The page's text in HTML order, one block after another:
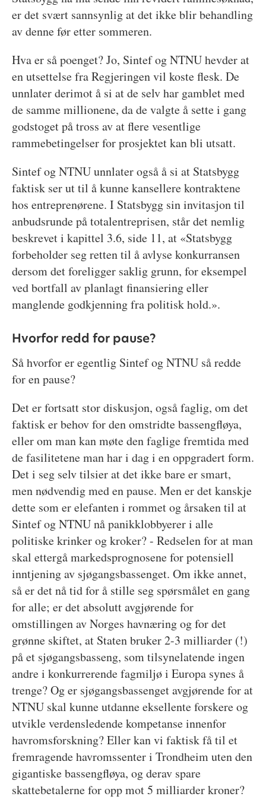
er det svært sannsynlig at det ikke blir behandling
av denne før etter sommeren.
Hva er så poenget? Jo, Sintef og NTNU hevder at
en utsettelse fra Regjeringen vil koste flesk. De
unnlater derimot å si at de selv har gamblet med
de samme millionene, da de valgte å sette i gang
godstoget på tross av at flere vesentlige
rammebetingelser for prosjektet kan bli utsatt.
Sintef og NTNU unnlater også å si at Statsbygg
faktisk ser ut til å kunne kansellere kontraktene
hos entreprenørene. I Statsbygg sin invitasjon til
anbudsrunde på totalentreprisen, står det nemlig
beskrevet i kapittel 3.6, side 11, at «Statsbygg
forbeholder seg retten til å avlyse konkurransen
dersom det foreligger saklig grunn, for eksempel
ved bortfall av planlagt finansiering eller
manglende godkjenning fra politisk hold.».
Hvorfor redd for pause?
Så hvorfor er egentlig Sintef og NTNU så redde
for en pause?
Det er fortsatt stor diskusjon, også faglig, om det
faktisk er behov for den omstridte bassengfløya,
eller om man kan møte den faglige fremtida med
de fasilitetene man har i dag i en oppgradert form.
Det i seg selv tilsier at det ikke bare er smart,
men nødvendig med en pause. Men er det kanskje
dette som er elefanten i rommet og årsaken til at
Sintef og NTNU nå panikklobbyerer i alle
politiske krinker og kroker? - Redselen for at man
skal ettergå markedsprognosene for potensiell
inntjening av sjøgangsbassenget. Om ikke annet,
så er det nå tid for å stille seg spørsmålet en gang
for alle; er det absolutt avgjørende for
omstillingen av Norges havnæring og for det
grønne skiftet, at Staten bruker 2-3 milliarder (!)
på et sjøgangsbasseng, som tilsynelatende ingen
andre i konkurrerende fagmiljø i Europa synes å
trenge? Og er sjøgangsbassenget avgjørende for at
NTNU skal kunne utdanne eksellente forskere og
utvikle verdensledende kompetanse innenfor
havromsforskning? Eller kan vi faktisk få til et
fremragende havromssenter i Trondheim uten den
gigantiske bassengfløya, og derav spare
skattebetalerne for opp mot 5 milliarder kroner?